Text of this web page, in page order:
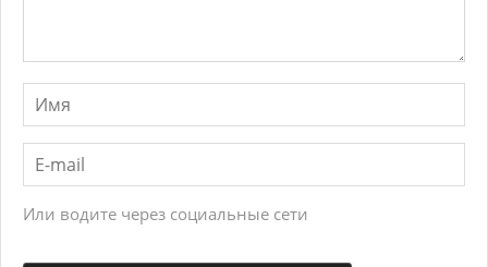
Или водите через социальные сети